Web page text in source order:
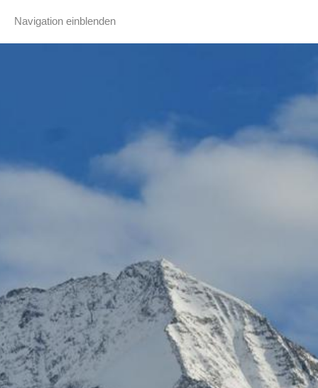
Navigation einblenden